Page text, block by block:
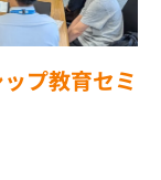
プ教育セミ